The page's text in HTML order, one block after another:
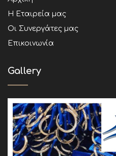
Η Εταιρεία μας
Οι Συνεργάτες μας
Επικοινωνία
Gallery